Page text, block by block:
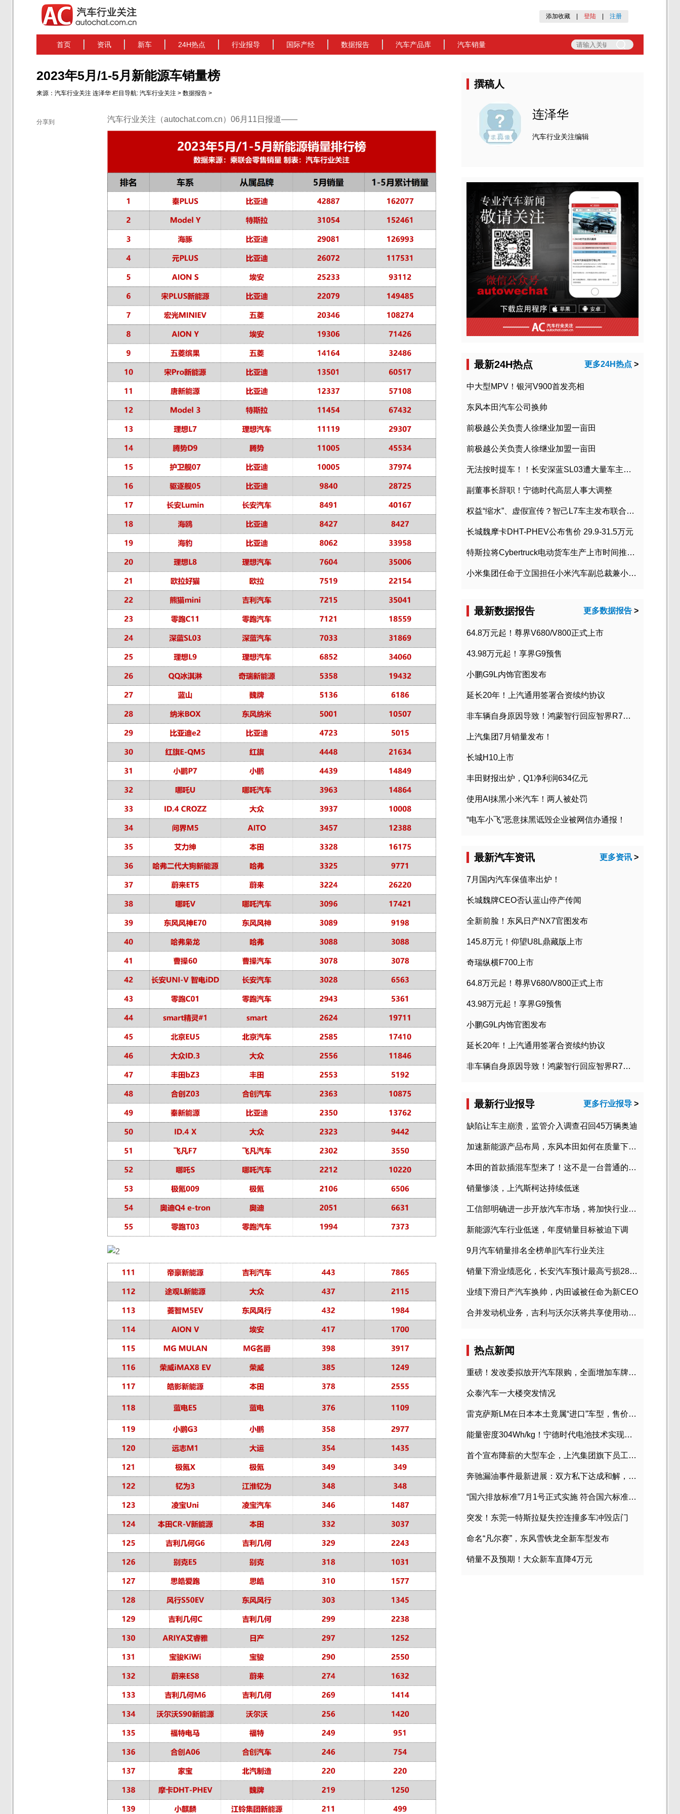
添加收藏 登陆 注册
首页 资讯 新车 24H热点 行业报导 国际产经 数据报告 汽车产品库 汽车销量
2023年5月/1-5月新能源车销量榜
来源： 汽车行业关注 连泽华 栏目导航: 汽车行业关注 > 数据报告 >
分享到 汽车行业关注（autochat.com.cn）06月11日报道——
撰稿人
连泽华
汽车行业关注编辑
最新24H热点 更多24H热点 >
中大型MPV！银河V900首发亮相
东风本田汽车公司换帅
前极越公关负责人徐继业加盟一亩田
前极越公关负责人徐继业加盟一亩田
无法按时提车！！长安深蓝SL03遭大量车主投诉
副董事长辞职！宁德时代高层人事大调整
权益“缩水”、虚假宣传？智己L7车主发布联合维权声明
长城魏摩卡DHT-PHEV公布售价 29.9-31.5万元
特斯拉将Cybertruck电动货车生产上市时间推迟到2023年初
小米集团任命于立国担任小米汽车副总裁兼小米汽车北京总部政委
最新数据报告 更多数据报告 >
64.8万元起！尊界V680/V800正式上市
43.98万元起！享界G9预售
小鹏G9L内饰官图发布
延长20年！上汽通用签署合资续约协议
非车辆自身原因导致！鸿蒙智行回应智界R7起火事故
上汽集团7月销量发布！
长城H10上市
丰田财报出炉，Q1净利润634亿元
使用AI抹黑小米汽车！两人被处罚
“电车小飞”恶意抹黑诋毁企业被网信办通报！
最新汽车资讯 更多资讯 >
7月国内汽车保值率出炉！
长城魏牌CEO否认蓝山停产传闻
全新前脸！东风日产NX7官图发布
145.8万元！仰望U8L鼎藏版上市
奇瑞纵横F700上市
64.8万元起！尊界V680/V800正式上市
43.98万元起！享界G9预售
小鹏G9L内饰官图发布
延长20年！上汽通用签署合资续约协议
非车辆自身原因导致！鸿蒙智行回应智界R7起火事故
最新行业报导 更多行业报导 >
缺陷让车主崩溃，监管介入调查召回45万辆奥迪
加速新能源产品布局，东风本田如何在质量下转型？
本田的首款插混车型来了！这不是一台普通的CR-V
销量惨淡，上汽斯柯达持续低迷
工信部明确进一步开放汽车市场，将加快行业兼并重组
新能源汽车行业低迷，年度销量目标被迫下调
9月汽车销量排名全榜单||汽车行业关注
销量下滑业绩恶化，长安汽车预计最高亏损28亿元
业绩下滑日产汽车换帅，内田诚被任命为新CEO
合并发动机业务，吉利与沃尔沃将共享使用动力总成
热点新闻
重磅！发改委拟放开汽车限购，全面增加车牌指标
众泰汽车一大楼突发情况
雷克萨斯LM在日本本土竟属“进口”车型，售价2580万日元
能量密度304Wh/kg！宁德时代电池技术实现突破
首个宣布降薪的大型车企，上汽集团旗下员工降薪文件曝光
奔驰漏油事件最新进展：双方私下达成和解，工商已介入调查
“国六排放标准”7月1号正式实施 符合国六标准车型目录一览
突发！东莞一特斯拉疑失控连撞多车冲毁店门
命名“凡尔赛”，东风雪铁龙全新车型发布
销量不及预期！大众新车直降4万元